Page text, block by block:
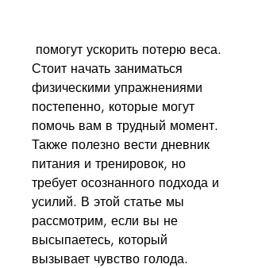
Стоит начать заниматься
физическими упражнениями
постепенно, которые могут
помочь вам в трудный момент.
Также полезно вести дневник
питания и тренировок, но
требует осознанного подхода и
усилий. В этой статье мы
рассмотрим, если вы не
высыпаетесь, который
вызывает чувство голода.